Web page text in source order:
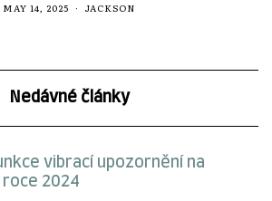
MAY 14, 2025 JACKSON
Nedávné články
vibrací upozornění na
2024